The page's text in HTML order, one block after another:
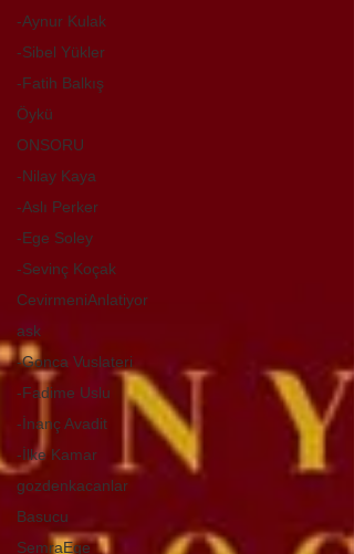
-Aynur Kulak
-Sibel Yükler
-Fatih Balkış
Öykü
ONSORU
-Nilay Kaya
-Aslı Perker
-Ege Soley
-Sevinç Koçak
CevirmeniAnlatiyor
ask
-Gonca Vuslateri
-Fadime Uslu
-İnanç Avadit
-İlke Kamar
gozdenkacanlar
Basucu
SemraEge